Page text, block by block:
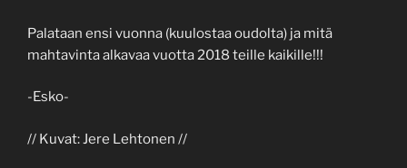
Palataan ensi vuonna (kuulostaa oudolta) ja mitä
mahtavinta alkavaa vuotta 2018 teille kaikille!!!
-Esko-
// Kuvat: Jere Lehtonen //